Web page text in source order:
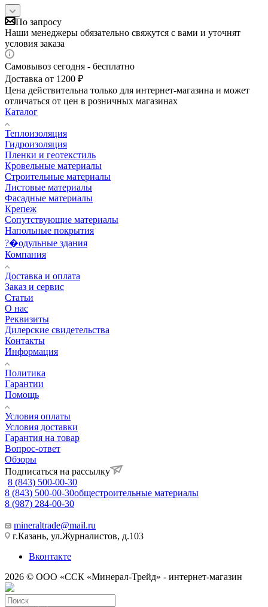
По запросу
Наши менеджеры обязательно свяжутся с вами и уточнят
условия заказа
Самовывоз сегодня - бесплатно
Доставка от 1200 ₽
Цена действительна только для интернет-магазина и может
отличаться от цен в розничных магазинах
Каталог
Теплоизоляция
Гидроизоляция
Пленки и геотекстиль
Кровельные материалы
Строительные материалы
Листовые материалы
Фасадные материалы
Крепеж
Сопутствующие материалы
Напольные покрытия
?�одульные здания
Компания
Доставка и оплата
Заказ и сервис
Статьи
О нас
Реквизиты
Дилерские свидетельства
Контакты
Информация
Политика
Гарантии
Помощь
Условия оплаты
Условия доставки
Гарантия на товар
Вопрос-ответ
Обзоры
Подписаться на рассылку
8 (843) 500-00-30
8 (843) 500-00-30общестроительные материалы
8 (987) 284-00-30
mineraltrade@mail.ru
г.Казань, ул.Журналистов, д.103
Вконтакте
2026 © ООО «ССК «Минерал-Трейд» - интернет-магазин